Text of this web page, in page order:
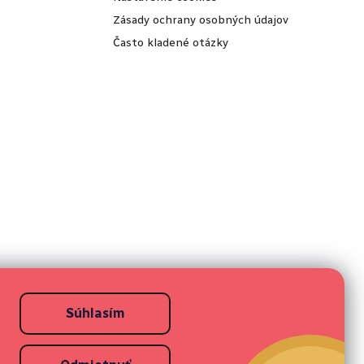
Súhlasím
Zásady ochrany osobných údajov
Často kladené otázky